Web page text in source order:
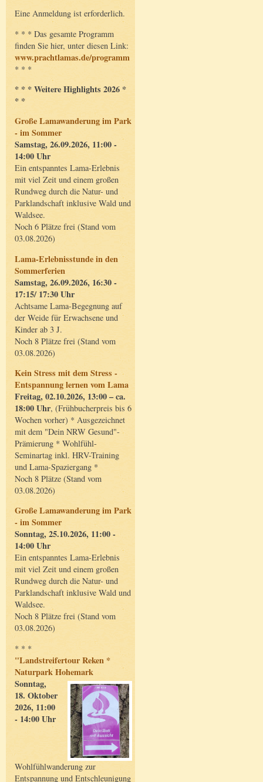
Eine Anmeldung ist erforderlich.
* * * Das gesamte Programm
finden Sie hier, unter diesen Link:
www.prachtlamas.de/programm
* * *
* * * Weitere Highlights 2026 *
* *
Große Lamawanderung im Park
- im Sommer
Samstag, 26.09.2026, 11:00 -
14:00 Uhr
Ein entspanntes Lama-Erlebnis
mit viel Zeit und einem großen
Rundweg durch die Natur- und
Parklandschaft inklusive Wald und
Waldsee.
Noch 6 Plätze frei (Stand vom
03.08.2026)
Lama-Erlebnisstunde in den
Sommerferien
Samstag, 26.09.2026, 16:30 -
17:15/ 17:30 Uhr
Achtsame Lama-Begegnung auf
der Weide für Erwachsene und
Kinder ab 3 J.
Noch 8 Plätze frei (Stand vom
03.08.2026)
Kein Stress mit dem Stress -
Entspannung lernen vom Lama
Freitag, 02.10.2026, 13:00 – ca.
18:00 Uhr, (Frühbucherpreis bis 6
Wochen vorher) * Ausgezeichnet
mit dem "Dein NRW Gesund"-
Prämierung * Wohlfühl-
Seminartag inkl. HRV-Training
und Lama-Spaziergang *
Noch 8 Plätze (Stand vom
03.08.2026)
Große Lamawanderung im Park
- im Sommer
Sonntag, 25.10.2026, 11:00 -
14:00 Uhr
Ein entspanntes Lama-Erlebnis
mit viel Zeit und einem großen
Rundweg durch die Natur- und
Parklandschaft inklusive Wald und
Waldsee.
Noch 8 Plätze frei (Stand vom
03.08.2026)
* * *
"Landstreifertour Reken *
Naturpark Hohemark
Sonntag,
18. Oktober
2026, 11:00
- 14:00 Uhr
Wohlfühlwanderung zur
Entspannung und Entschleunigung